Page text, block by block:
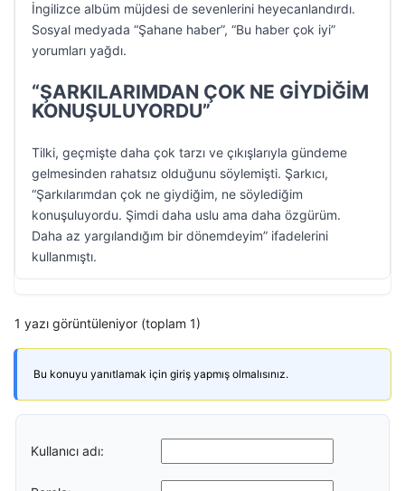
İngilizce albüm müjdesi de sevenlerini heyecanlandırdı.
Sosyal medyada “Şahane haber”, “Bu haber çok iyi”
yorumları yağdı.
“ŞARKILARIMDAN ÇOK NE GİYDİĞİM
KONUŞULUYORDU”
Tilki, geçmişte daha çok tarzı ve çıkışlarıyla gündeme
gelmesinden rahatsız olduğunu söylemişti. Şarkıcı,
“Şarkılarımdan çok ne giydiğim, ne söylediğim
konuşuluyordu. Şimdi daha uslu ama daha özgürüm.
Daha az yargılandığım bir dönemdeyim” ifadelerini
kullanmıştı.
1 yazı görüntüleniyor (toplam 1)
Bu konuyu yanıtlamak için giriş yapmış olmalısınız.
Kullanıcı adı: